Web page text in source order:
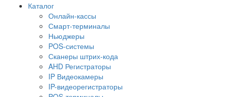
Каталог
Онлайн-кассы
Смарт-терминалы
Ньюджеры
POS-системы
Сканеры штрих-кода
AHD Регистраторы
IP Видеокамеры
IP-видеорегистраторы